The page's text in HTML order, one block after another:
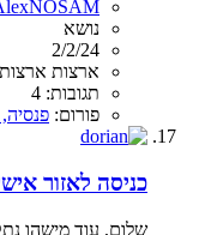
נושא
2/2/24
ארצות
תגובות: 4
פורום:
כניסה לאזור
שלום, עוד מישהו